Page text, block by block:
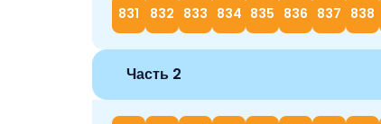
831 832 833 834 835 836 837 838
Часть 2